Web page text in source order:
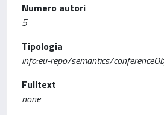
Numero autori
5
Tipologia
info:eu-repo/semantics/
Fulltext
none